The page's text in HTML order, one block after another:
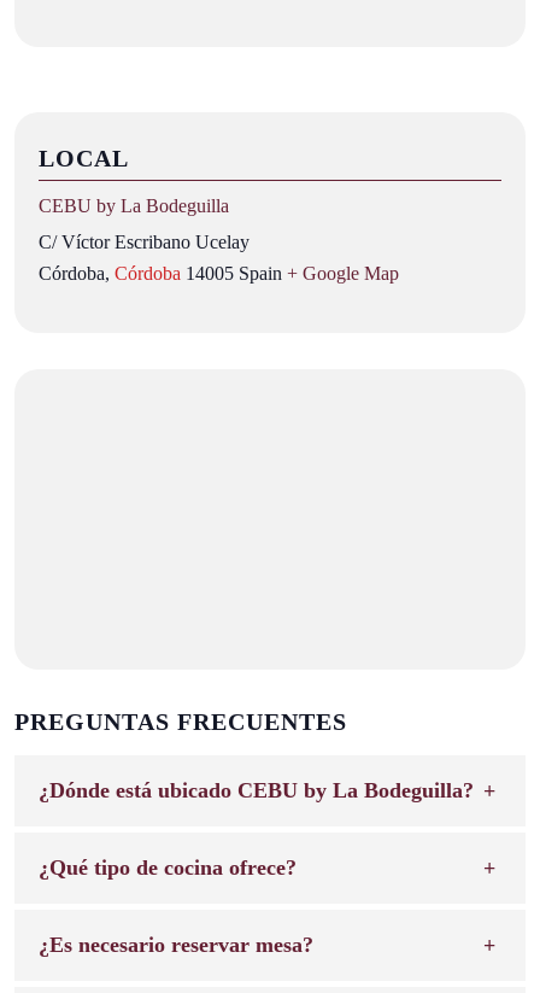
LOCAL
CEBU by La Bodeguilla
C/ Víctor Escribano Ucelay
Córdoba, Córdoba 14005 Spain + Google Map
PREGUNTAS FRECUENTES
¿Dónde está ubicado CEBU by La Bodeguilla?
¿Qué tipo de cocina ofrece?
¿Es necesario reservar mesa?